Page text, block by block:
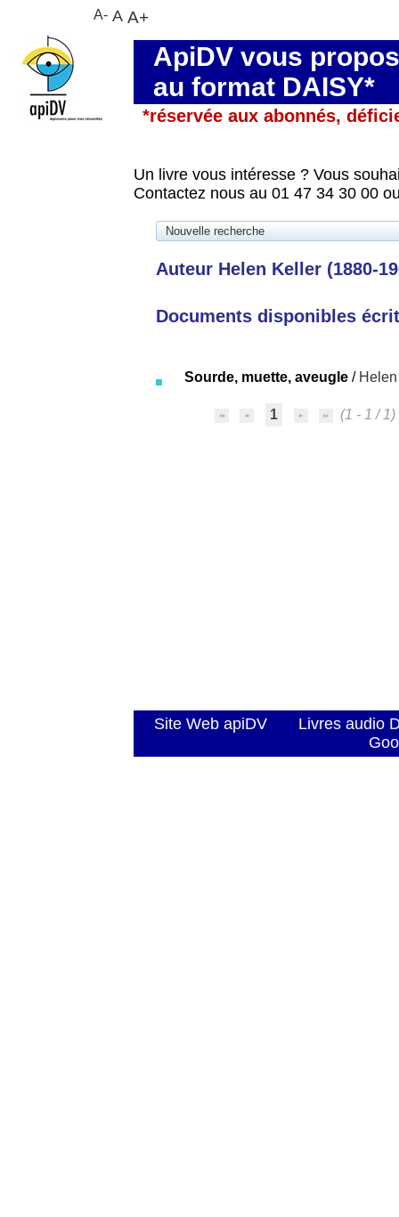
ApiDV vous
au format DAISY*
*réservée aux abonnés,
Un livre vous intéresse ? Vous
Contactez nous au 01 47 34 30 00
Nouvelle recherche
Auteur Helen Keller (1880-
Documents disponibles
Sourde, muette, aveugle /
1 (1 - 1 / 1)
Site Web apiDV
Livres audio
A- A A+